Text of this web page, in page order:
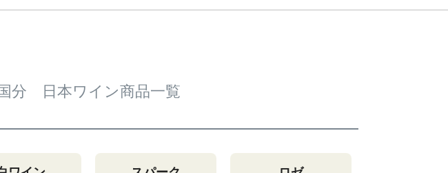
分 日本ワイン商品一覧